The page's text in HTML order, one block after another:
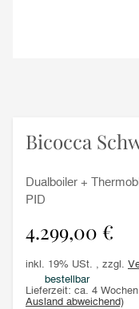
Bicocca
Dualboiler +
PID
4.299,00 €
inkl. 19% USt. , zzgl.
bestellbar
Lieferzeit: ca. 4 Wochen
Ausland abweichend)